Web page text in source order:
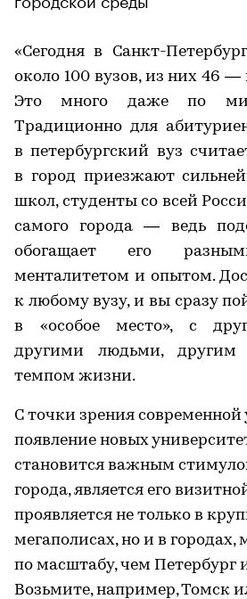
«Сегодня в Санкт-
около 100 вузов, из них 46 —
Это много даже по
Традиционно для
в петербургский вуз
в город приезжают
школ, студенты со всей
самого города — ведь
обогащает его
менталитетом и опытом.
к любому вузу, и вы сразу
в «особое место», с
другими людьми, другим
темпом жизни.
С точки зрения
появление новых
становится важным
города, является его
проявляется не только в
мегаполисах, но и в городах,
по масштабу, чем Петербург
Возьмите, например, Томск